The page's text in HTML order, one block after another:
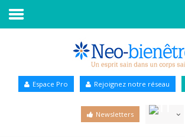
Annuaire Bien-être
Espace Pro Rejoignez notre réseau
Newsletters